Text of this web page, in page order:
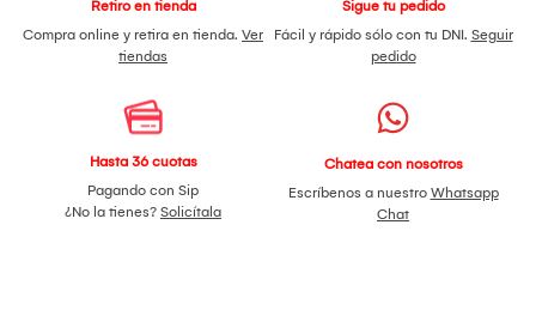
Retiro en tienda
Compra online y retira en tienda. Ver
tiendas
Sigue tu pedido
Fácil y rápido sólo con tu DNI. Seguir
pedido
Hasta 36 cuotas
Pagando con Sip
¿No la tienes? Solicítala
Chatea con nosotros
Escríbenos a nuestro Whatsapp
Chat